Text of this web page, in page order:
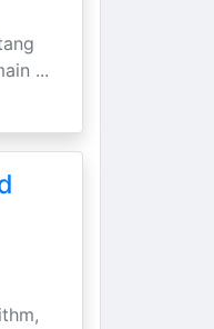
...